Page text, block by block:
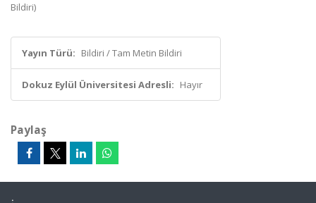
Bildiri)
Yayın Türü: Bildiri / Tam Metin Bildiri
Dokuz Eylül Üniversitesi Adresli: Hayır
Paylaş